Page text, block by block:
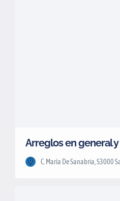
Arreglos en general
C. María De Sanabria, S3000